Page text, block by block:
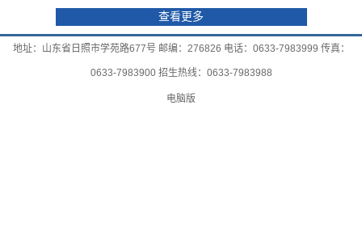
查看更多
地址：山东省日照市学苑路677号 邮编：276826 电话：0633-7983999 传真：
0633-7983900 招生热线：0633-7983988
电脑版